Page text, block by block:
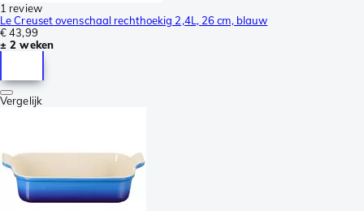
1 review
Le Creuset ovenschaal rechthoekig 2,4L, 26 cm, blauw
€ 43,99
± 2 weken
Vergelijk